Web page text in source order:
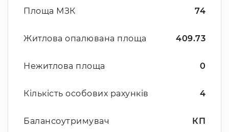
Площа МЗК 74
Житлова опалювана площа 409.73
Нежитлова площа 0
Кількість особових рахунків 4
Балансоутримувач КП